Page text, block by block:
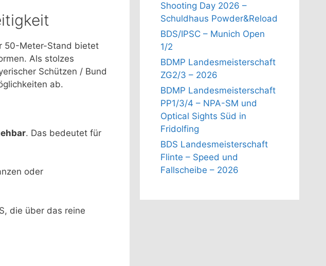
50-Meter-Stand bietet
Als stolzes
Schützen / Bund
ab.
. Das bedeutet für
oder
die über das reine
Shooting Day 2026 –
Schuldhaus Powder&Reload
BDS/IPSC – Munich Open
1/2
BDMP Landesmeisterschaft
ZG2/3 – 2026
BDMP Landesmeisterschaft
PP1/3/4 – NPA-SM und
Optical Sights Süd in
Fridolfing
BDS Landesmeisterschaft
Flinte – Speed und
Fallscheibe – 2026